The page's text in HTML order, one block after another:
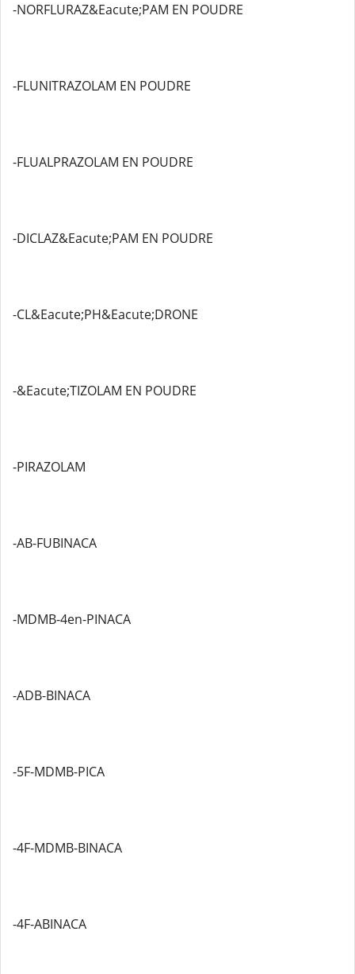
-NORFLURAZ&Eacute;PAM EN POUDRE
-FLUNITRAZOLAM EN POUDRE
-FLUALPRAZOLAM EN POUDRE
-DICLAZ&Eacute;PAM EN POUDRE
-CL&Eacute;PH&Eacute;DRONE
-&Eacute;TIZOLAM EN POUDRE
-PIRAZOLAM
-AB-FUBINACA
-MDMB-4en-PINACA
-ADB-BINACA
-5F-MDMB-PICA
-4F-MDMB-BINACA
-4F-ABINACA